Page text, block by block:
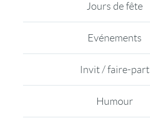
Jours de fête
Evénements
Invit / faire-part
Humour